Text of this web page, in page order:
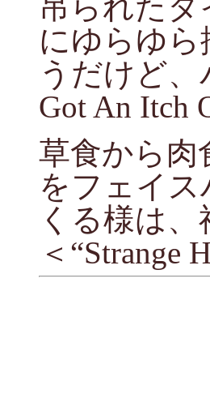
にゆらゆ
うだけど、
Got An Itch
草食から肉
をフェイ
くる様は
＜“Strange